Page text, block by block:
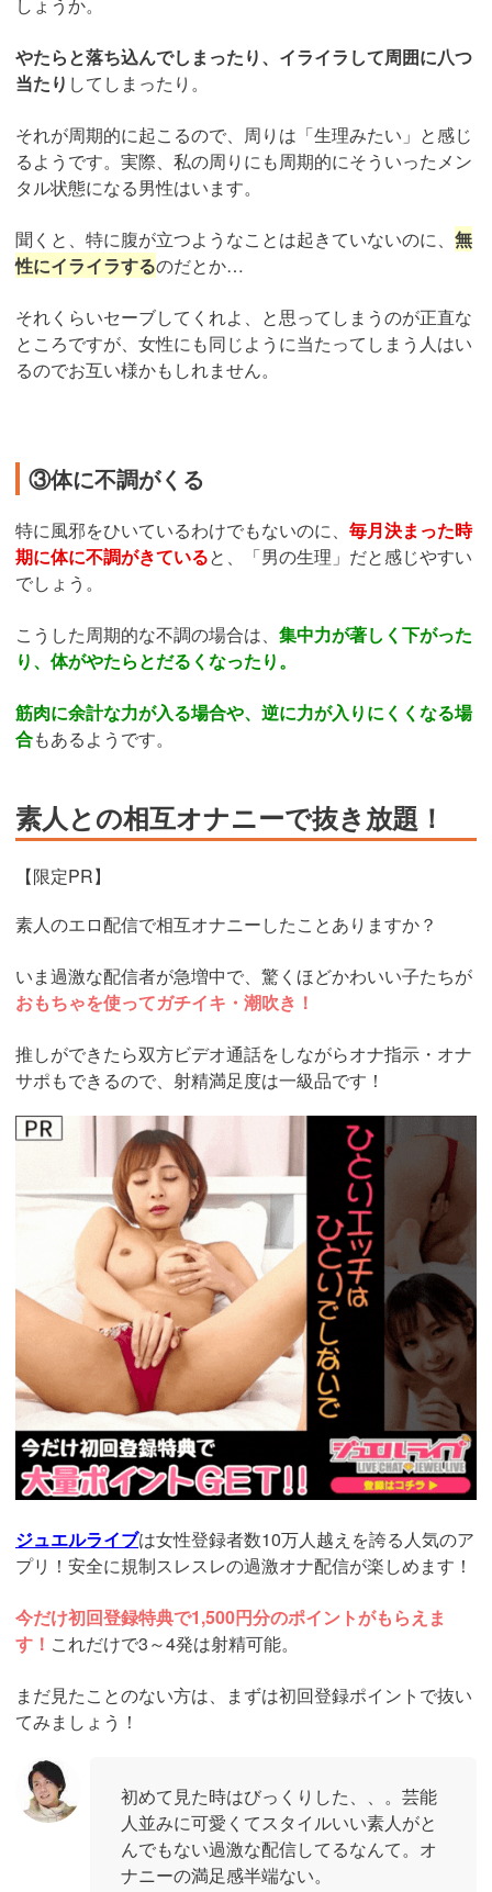
しょうか。
やたらと落ち込んでしまったり、イライラして周囲に八つ
当たり してしまったり。
それが周期的に起こるので、周りは「生理みたい」と感じ
るようです。実際、私の周りにも周期的にそういったメン
タル状態になる男性はいます。
聞くと、特に腹が立つようなことは起きていないのに、 無
性にイライラするのだとか…
それくらいセーブしてくれよ、と思ってしまうのが正直な
ところですが、女性にも同じように当たってしまう人はい
るのでお互い様かもしれません。
③体に不調がくる
特に風邪をひいているわけでもないのに、 毎月決まった時
期に体に不調がきていると、「男の生理」だと感じやすい
でしょう。
こうした周期的な不調の場合は、 集中力が著しく下がった
り、体がやたらとだるくなったり。
筋肉に余計な力が入る場合や、逆に力が入りにくくなる場
合もあるようです。
素人との相互オナニーで抜き放題！
【限定PR】
素人のエロ配信で相互オナニーしたことありますか？
いま過激な配信者が急増中で、驚くほどかわいい子たちが
おもちゃを使ってガチイキ・潮吹き！
推しができたら双方ビデオ通話をしながらオナ指示・オナ
サポもできるので、射精満足度は一級品です！
https://www.j-
live.tv/LiveChat/acs.php?
si=jwchatt&pid=MLA5661_0004&pa=lp40.php
ジュエルライブは女性登録者数10万人越えを誇る人気のア
プリ！安全に規制スレスレの過激オナ配信が楽しめます！
今だけ初回登録特典で1,500円分のポイントがもらえま
す！ これだけで3～4発は射精可能。
まだ見たことのない方は、まずは初回登録ポイントで抜い
てみましょう！
初めて見た時はびっくりした、、。芸能
人並みに可愛くてスタイルいい素人がと
んでもない過激な配信してるなんて。オ
ナニーの満足感半端ない。